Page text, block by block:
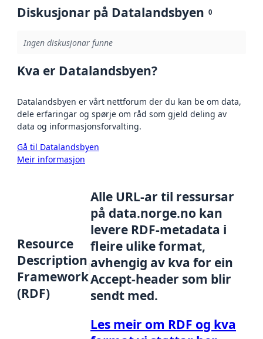
Diskusjonar på Datalandsbyen 0
Ingen diskusjonar funne
Kva er Datalandsbyen?
Datalandsbyen er vårt nettforum der du kan be om data,
dele erfaringar og spørje om råd som gjeld deling av
data og informasjonsforvalting.
Gå til Datalandsbyen
Meir informasjon
Resource
Description
Framework
(RDF)
Alle URL-ar til ressursar
på data.norge.no kan
levere RDF-metadata i
fleire ulike format,
avhengig av kva for ein
Accept-header som blir
sendt med.
Les meir om RDF og kva